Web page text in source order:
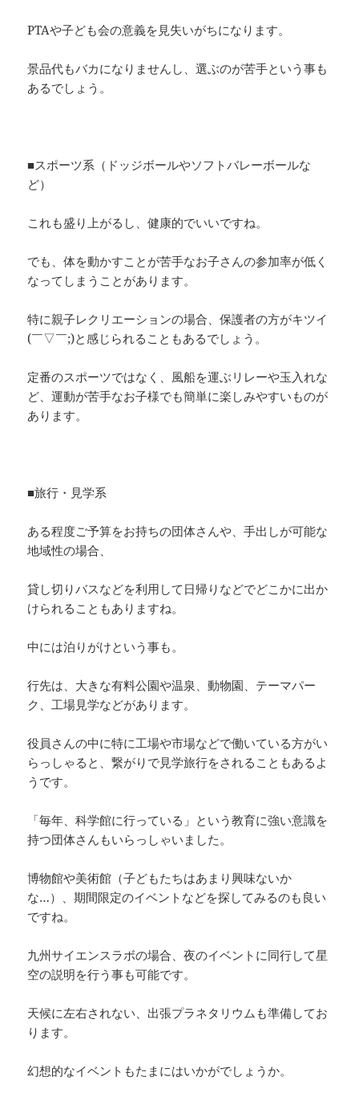
PTAや子ども会の意義を見失いがちになります。
景品代もバカになりませんし、選ぶのが苦手という事も
あるでしょう。
■スポーツ系（ドッジボールやソフトバレーボールな
ど）
これも盛り上がるし、健康的でいいですね。
でも、体を動かすことが苦手なお子さんの参加率が低く
なってしまうことがあります。
特に親子レクリエーションの場合、保護者の方がキツイ
(￣▽￣;)と感じられることもあるでしょう。
定番のスポーツではなく、風船を運ぶリレーや玉入れな
ど、運動が苦手なお子様でも簡単に楽しみやすいものが
あります。
■旅行・見学系
ある程度ご予算をお持ちの団体さんや、手出しが可能な
地域性の場合、
貸し切りバスなどを利用して日帰りなどでどこかに出か
けられることもありますね。
中には泊りがけという事も。
行先は、大きな有料公園や温泉、動物園、テーマパー
ク、工場見学などがあります。
役員さんの中に特に工場や市場などで働いている方がい
らっしゃると、繋がりで見学旅行をされることもあるよ
うです。
「毎年、科学館に行っている」という教育に強い意識を
持つ団体さんもいらっしゃいました。
博物館や美術館（子どもたちはあまり興味ないか
な…）、期間限定のイベントなどを探してみるのも良い
ですね。
九州サイエンスラボの場合、夜のイベントに同行して星
空の説明を行う事も可能です。
天候に左右されない、出張プラネタリウムも準備してお
ります。
幻想的なイベントもたまにはいかがでしょうか。